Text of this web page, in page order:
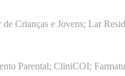
Crianças e Jovens; Lar
Parental; CliniCOI;